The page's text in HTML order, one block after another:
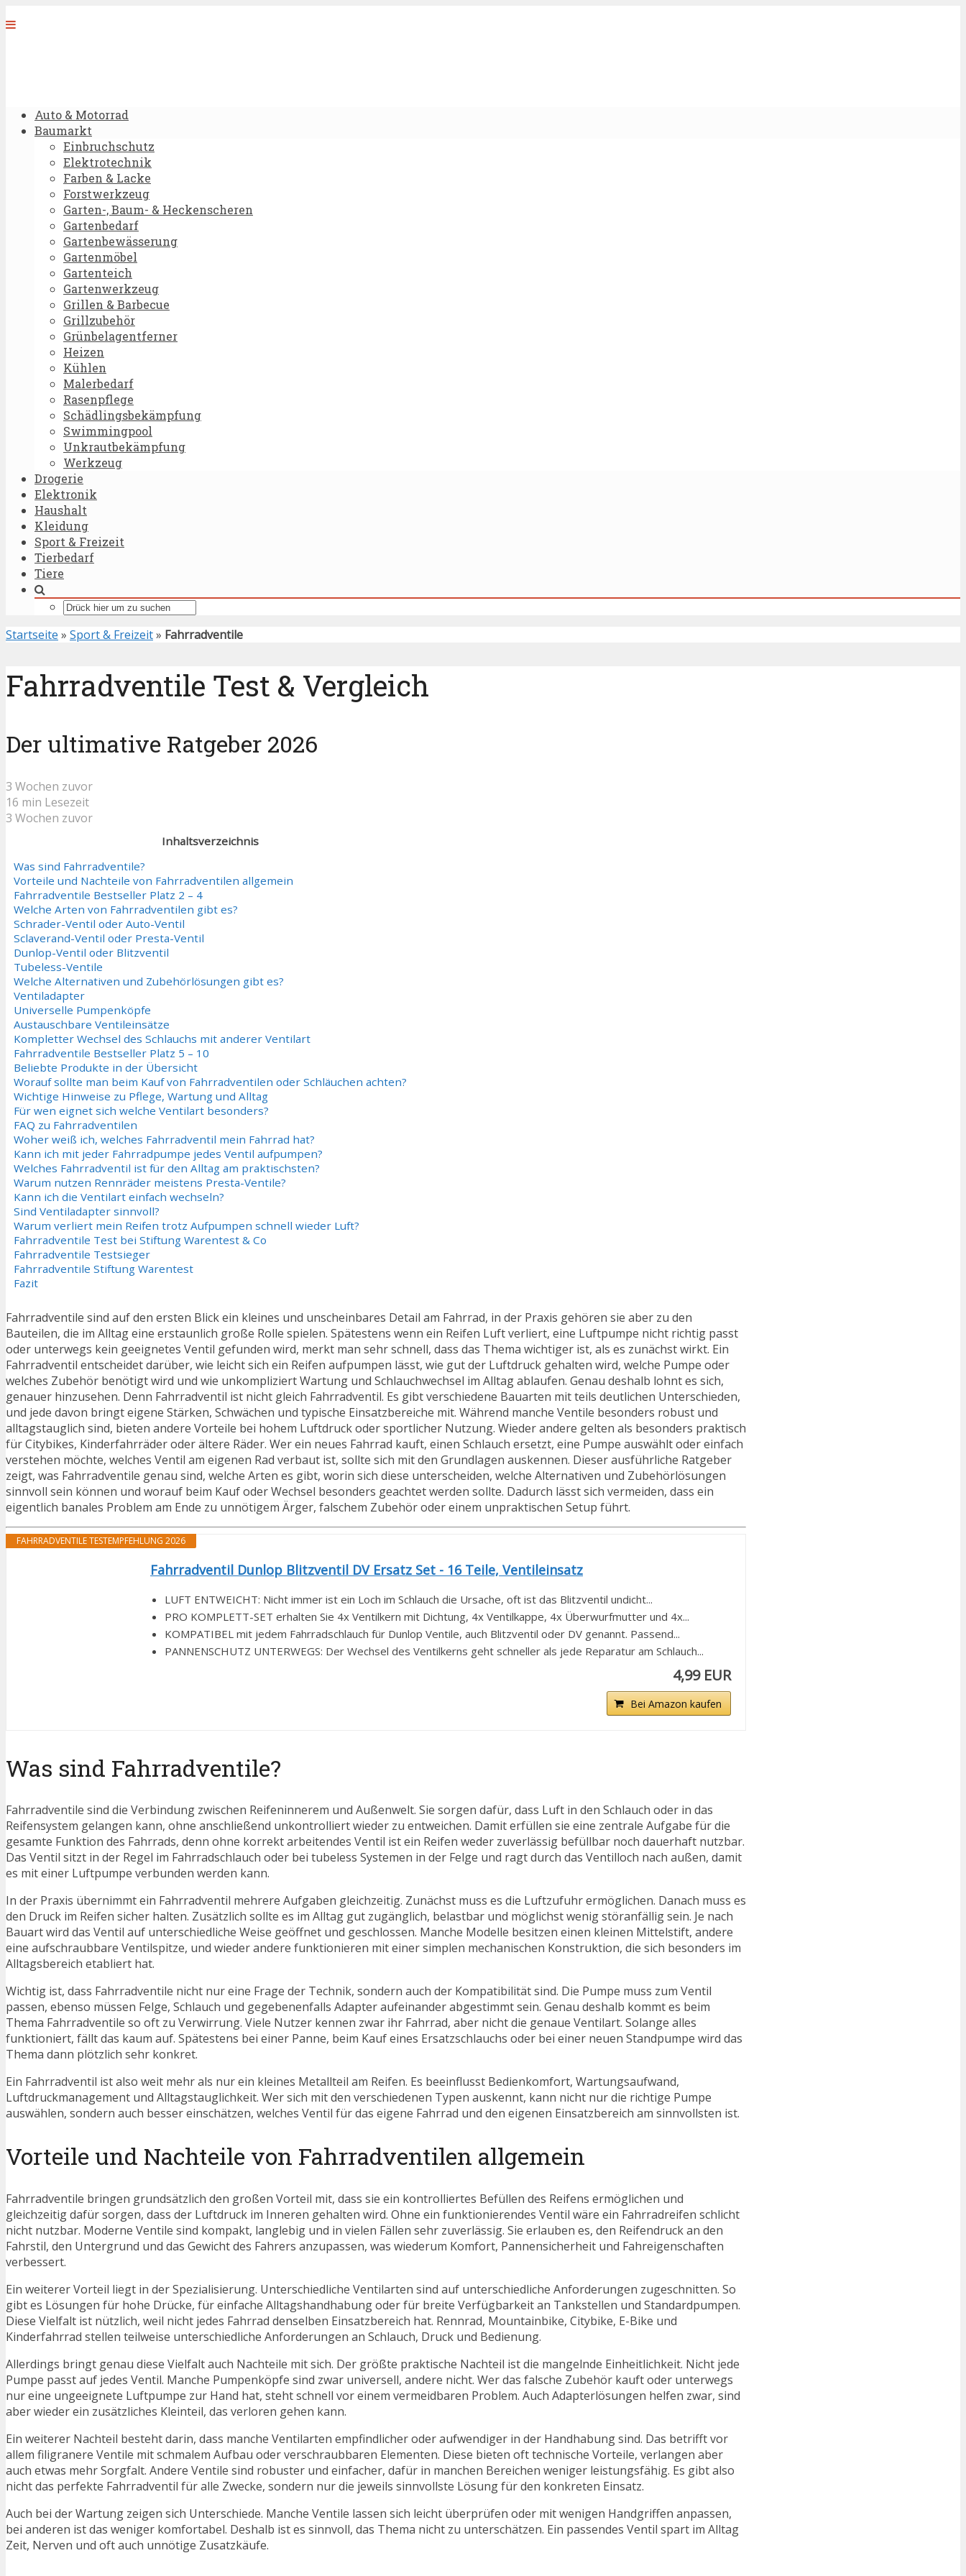
Auto & Motorrad
Baumarkt
Einbruchschutz
Elektrotechnik
Farben & Lacke
Forstwerkzeug
Garten-, Baum- & Heckenscheren
Gartenbedarf
Gartenbewässerung
Gartenmöbel
Gartenteich
Gartenwerkzeug
Grillen & Barbecue
Grillzubehör
Grünbelagentferner
Heizen
Kühlen
Malerbedarf
Rasenpflege
Schädlingsbekämpfung
Swimmingpool
Unkrautbekämpfung
Werkzeug
Drogerie
Elektronik
Haushalt
Kleidung
Sport & Freizeit
Tierbedarf
Tiere
Startseite » Sport & Freizeit» Fahrradventile
Fahrradventile Test & Vergleich
Der ultimative Ratgeber 2026
3 Wochen zuvor
16 min Lesezeit
3 Wochen zuvor
Inhaltsverzeichnis
Was sind Fahrradventile?
Vorteile und Nachteile von Fahrradventilen allgemein
Fahrradventile Bestseller Platz 2 – 4
Welche Arten von Fahrradventilen gibt es?
Schrader-Ventil oder Auto-Ventil
Sclaverand-Ventil oder Presta-Ventil
Dunlop-Ventil oder Blitzventil
Tubeless-Ventile
Welche Alternativen und Zubehörlösungen gibt es?
Ventiladapter
Universelle Pumpenköpfe
Austauschbare Ventileinsätze
Kompletter Wechsel des Schlauchs mit anderer Ventilart
Fahrradventile Bestseller Platz 5 – 10
Beliebte Produkte in der Übersicht
Worauf sollte man beim Kauf von Fahrradventilen oder Schläuchen achten?
Wichtige Hinweise zu Pflege, Wartung und Alltag
Für wen eignet sich welche Ventilart besonders?
FAQ zu Fahrradventilen
Woher weiß ich, welches Fahrradventil mein Fahrrad hat?
Kann ich mit jeder Fahrradpumpe jedes Ventil aufpumpen?
Welches Fahrradventil ist für den Alltag am praktischsten?
Warum nutzen Rennräder meistens Presta-Ventile?
Kann ich die Ventilart einfach wechseln?
Sind Ventiladapter sinnvoll?
Warum verliert mein Reifen trotz Aufpumpen schnell wieder Luft?
Fahrradventile Test bei Stiftung Warentest & Co
Fahrradventile Testsieger
Fahrradventile Stiftung Warentest
Fazit
Fahrradventile sind auf den ersten Blick ein kleines und unscheinbares Detail am Fahrrad, in der Praxis gehören sie aber zu den
Bauteilen, die im Alltag eine erstaunlich große Rolle spielen. Spätestens wenn ein Reifen Luft verliert, eine Luftpumpe nicht richtig passt
oder unterwegs kein geeignetes Ventil gefunden wird, merkt man sehr schnell, dass das Thema wichtiger ist, als es zunächst wirkt. Ein
Fahrradventil entscheidet darüber, wie leicht sich ein Reifen aufpumpen lässt, wie gut der Luftdruck gehalten wird, welche Pumpe oder
welches Zubehör benötigt wird und wie unkompliziert Wartung und Schlauchwechsel im Alltag ablaufen. Genau deshalb lohnt es sich,
genauer hinzusehen. Denn Fahrradventil ist nicht gleich Fahrradventil. Es gibt verschiedene Bauarten mit teils deutlichen Unterschieden,
und jede davon bringt eigene Stärken, Schwächen und typische Einsatzbereiche mit. Während manche Ventile besonders robust und
alltagstauglich sind, bieten andere Vorteile bei hohem Luftdruck oder sportlicher Nutzung. Wieder andere gelten als besonders praktisch
für Citybikes, Kinderfahrräder oder ältere Räder. Wer ein neues Fahrrad kauft, einen Schlauch ersetzt, eine Pumpe auswählt oder einfach
verstehen möchte, welches Ventil am eigenen Rad verbaut ist, sollte sich mit den Grundlagen auskennen. Dieser ausführliche Ratgeber
zeigt, was Fahrradventile genau sind, welche Arten es gibt, worin sich diese unterscheiden, welche Alternativen und Zubehörlösungen
sinnvoll sein können und worauf beim Kauf oder Wechsel besonders geachtet werden sollte. Dadurch lässt sich vermeiden, dass ein
eigentlich banales Problem am Ende zu unnötigem Ärger, falschem Zubehör oder einem unpraktischen Setup führt.
FAHRRADVENTILE TESTEMPFEHLUNG 2026
Fahrradventil Dunlop Blitzventil DV Ersatz Set - 16 Teile, Ventileinsatz
LUFT ENTWEICHT: Nicht immer ist ein Loch im Schlauch die Ursache, oft ist das Blitzventil undicht...
PRO KOMPLETT-SET erhalten Sie 4x Ventilkern mit Dichtung, 4x Ventilkappe, 4x Überwurfmutter und 4x...
KOMPATIBEL mit jedem Fahrradschlauch für Dunlop Ventile, auch Blitzventil oder DV genannt. Passend...
PANNENSCHUTZ UNTERWEGS: Der Wechsel des Ventilkerns geht schneller als jede Reparatur am Schlauch...
4,99 EUR
Bei Amazon kaufen
Was sind Fahrradventile?
Fahrradventile sind die Verbindung zwischen Reifeninnerem und Außenwelt. Sie sorgen dafür, dass Luft in den Schlauch oder in das
Reifensystem gelangen kann, ohne anschließend unkontrolliert wieder zu entweichen. Damit erfüllen sie eine zentrale Aufgabe für die
gesamte Funktion des Fahrrads, denn ohne korrekt arbeitendes Ventil ist ein Reifen weder zuverlässig befüllbar noch dauerhaft nutzbar.
Das Ventil sitzt in der Regel im Fahrradschlauch oder bei tubeless Systemen in der Felge und ragt durch das Ventilloch nach außen, damit
es mit einer Luftpumpe verbunden werden kann.
In der Praxis übernimmt ein Fahrradventil mehrere Aufgaben gleichzeitig. Zunächst muss es die Luftzufuhr ermöglichen. Danach muss es
den Druck im Reifen sicher halten. Zusätzlich sollte es im Alltag gut zugänglich, belastbar und möglichst wenig störanfällig sein. Je nach
Bauart wird das Ventil auf unterschiedliche Weise geöffnet und geschlossen. Manche Modelle besitzen einen kleinen Mittelstift, andere
eine aufschraubbare Ventilspitze, und wieder andere funktionieren mit einer simplen mechanischen Konstruktion, die sich besonders im
Alltagsbereich etabliert hat.
Wichtig ist, dass Fahrradventile nicht nur eine Frage der Technik, sondern auch der Kompatibilität sind. Die Pumpe muss zum Ventil
passen, ebenso müssen Felge, Schlauch und gegebenenfalls Adapter aufeinander abgestimmt sein. Genau deshalb kommt es beim
Thema Fahrradventile so oft zu Verwirrung. Viele Nutzer kennen zwar ihr Fahrrad, aber nicht die genaue Ventilart. Solange alles
funktioniert, fällt das kaum auf. Spätestens bei einer Panne, beim Kauf eines Ersatzschlauchs oder bei einer neuen Standpumpe wird das
Thema dann plötzlich sehr konkret.
Ein Fahrradventil ist also weit mehr als nur ein kleines Metallteil am Reifen. Es beeinflusst Bedienkomfort, Wartungsaufwand,
Luftdruckmanagement und Alltagstauglichkeit. Wer sich mit den verschiedenen Typen auskennt, kann nicht nur die richtige Pumpe
auswählen, sondern auch besser einschätzen, welches Ventil für das eigene Fahrrad und den eigenen Einsatzbereich am sinnvollsten ist.
Vorteile und Nachteile von Fahrradventilen allgemein
Fahrradventile bringen grundsätzlich den großen Vorteil mit, dass sie ein kontrolliertes Befüllen des Reifens ermöglichen und
gleichzeitig dafür sorgen, dass der Luftdruck im Inneren gehalten wird. Ohne ein funktionierendes Ventil wäre ein Fahrradreifen schlicht
nicht nutzbar. Moderne Ventile sind kompakt, langlebig und in vielen Fällen sehr zuverlässig. Sie erlauben es, den Reifendruck an den
Fahrstil, den Untergrund und das Gewicht des Fahrers anzupassen, was wiederum Komfort, Pannensicherheit und Fahreigenschaften
verbessert.
Ein weiterer Vorteil liegt in der Spezialisierung. Unterschiedliche Ventilarten sind auf unterschiedliche Anforderungen zugeschnitten. So
gibt es Lösungen für hohe Drücke, für einfache Alltagshandhabung oder für breite Verfügbarkeit an Tankstellen und Standardpumpen.
Diese Vielfalt ist nützlich, weil nicht jedes Fahrrad denselben Einsatzbereich hat. Rennrad, Mountainbike, Citybike, E-Bike und
Kinderfahrrad stellen teilweise unterschiedliche Anforderungen an Schlauch, Druck und Bedienung.
Allerdings bringt genau diese Vielfalt auch Nachteile mit sich. Der größte praktische Nachteil ist die mangelnde Einheitlichkeit. Nicht jede
Pumpe passt auf jedes Ventil. Manche Pumpenköpfe sind zwar universell, andere nicht. Wer das falsche Zubehör kauft oder unterwegs
nur eine ungeeignete Luftpumpe zur Hand hat, steht schnell vor einem vermeidbaren Problem. Auch Adapterlösungen helfen zwar, sind
aber wieder ein zusätzliches Kleinteil, das verloren gehen kann.
Ein weiterer Nachteil besteht darin, dass manche Ventilarten empfindlicher oder aufwendiger in der Handhabung sind. Das betrifft vor
allem filigranere Ventile mit schmalem Aufbau oder verschraubbaren Elementen. Diese bieten oft technische Vorteile, verlangen aber
auch etwas mehr Sorgfalt. Andere Ventile sind robuster und einfacher, dafür in manchen Bereichen weniger leistungsfähig. Es gibt also
nicht das perfekte Fahrradventil für alle Zwecke, sondern nur die jeweils sinnvollste Lösung für den konkreten Einsatz.
Auch bei der Wartung zeigen sich Unterschiede. Manche Ventile lassen sich leicht überprüfen oder mit wenigen Handgriffen anpassen,
bei anderen ist das weniger komfortabel. Deshalb ist es sinnvoll, das Thema nicht zu unterschätzen. Ein passendes Ventil spart im Alltag
Zeit, Nerven und oft auch unnötige Zusatzkäufe.